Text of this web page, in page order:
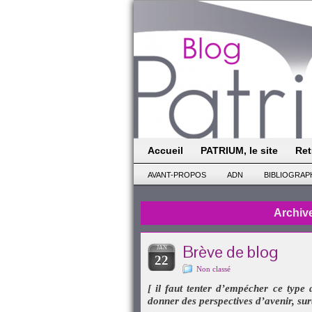
Accueil PATRIUM, le site
AVANT-PROPOS ADN
JAN
22 Brève de blog
Non classé
[ il faut tenter d’empécher ce
donner des perspectives d’avenir,